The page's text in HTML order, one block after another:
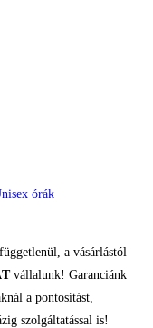
órák
a vásárlástól
vállalunk! Garanciánk
a pontosítást,
szolgáltatással is!